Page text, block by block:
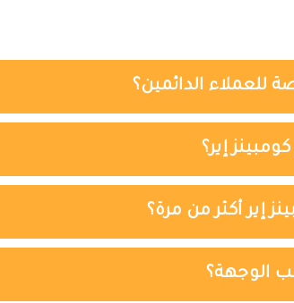
للعملاء الدائمين؟
إير؟
إير أكثر من مرة؟
الوجهة؟